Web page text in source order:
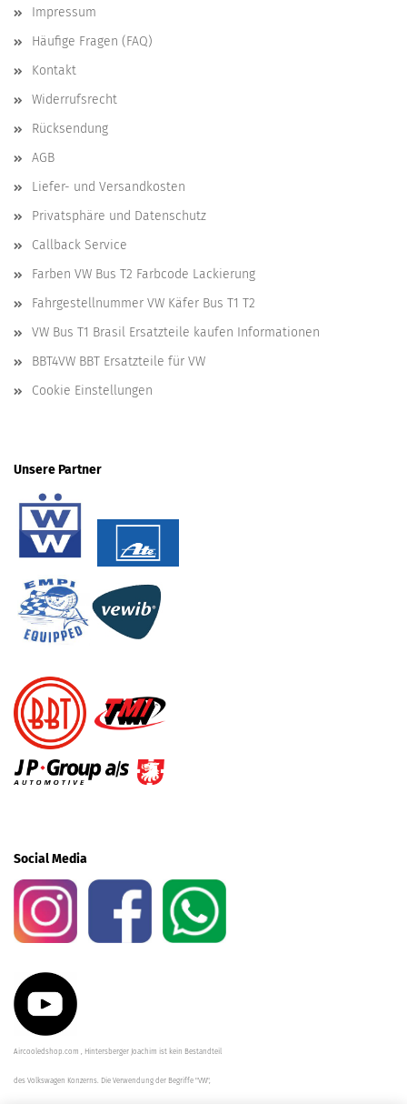
Impressum
Häufige Fragen (FAQ)
Kontakt
Widerrufsrecht
Rücksendung
AGB
Liefer- und Versandkosten
Privatsphäre und Datenschutz
Callback Service
Farben VW Bus T2 Farbcode Lackierung
Fahrgestellnummer VW Käfer Bus T1 T2
VW Bus T1 Brasil Ersatzteile kaufen Informationen
BBT4VW BBT Ersatzteile für VW
Cookie Einstellungen
Unsere Partner
Social Media
Aircooledshop.com , Hintersberger Joachim ist kein Bestandteil
des Volkswagen Konzerns. Die Verwendung der Begriffe "VW",